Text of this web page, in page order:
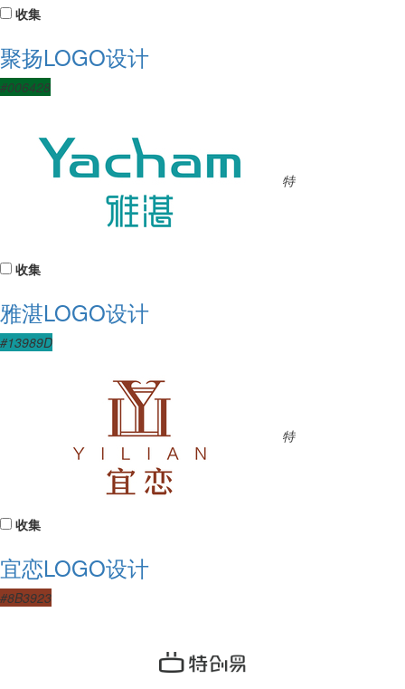
收集
聚扬LOGO设计
#006428
特
收集
雅湛LOGO设计
#13989D
特
收集
宜恋LOGO设计
#8B3923